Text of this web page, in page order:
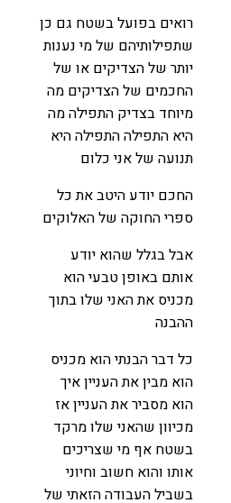
רואים בפועל בשטח גם כן
שתפילותיהם של מי נענות
יותר של הצדיקים או של
החכמים של הצדיקים מה
מיוחד בצדיק התפילה מה
היא התפילה התפילה היא
תנועה של אני כלום
החכם יודע היטב את כל
ספרי החוקה של האלוקים
אבל בגלל שהוא יודע
אותם באופן טבעי הוא
מכניס את האני שלו בתוך
ההבנה
כל דבר הבנתי הוא מכניס
הוא מבין את העניין איך
הוא מסביר את העניין אז
מכיוון שהאני שלו מרקד
בשטח אף מי שצריכים
אותו והוא חשוב וחיוני
בשביל העבודה הזאתי של